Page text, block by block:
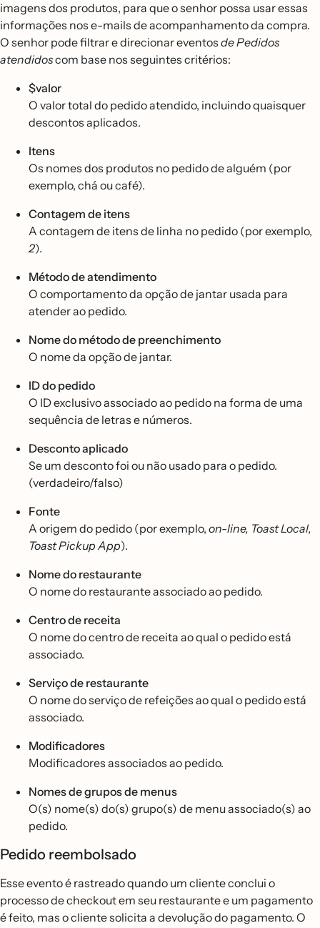
imagens dos produtos, para que o senhor possa usar essas
informações nos e-mails de acompanhamento da compra.
O senhor pode filtrar e direcionar eventos de Pedidos
atendidoscom base nos seguintes critérios:
$valor
O valor total do pedido atendido, incluindo quaisquer
descontos aplicados.
Itens
Os nomes dos produtos no pedido de alguém (por
exemplo, chá ou café).
Contagem de itens
A contagem de itens de linha no pedido (por exemplo,
2).
Método de atendimento
O comportamento da opção de jantar usada para
atender ao pedido.
Nome do método de preenchimento
O nome da opção de jantar.
ID do pedido
O ID exclusivo associado ao pedido na forma de uma
sequência de letras e números.
Desconto aplicado
Se um desconto foi ou não usado para o pedido.
(verdadeiro/falso)
Fonte
A origem do pedido (por exemplo, on-line, Toast Local,
Toast Pickup App).
Nome do restaurante
O nome do restaurante associado ao pedido.
Centro de receita
O nome do centro de receita ao qual o pedido está
associado.
Serviço de restaurante
O nome do serviço de refeições ao qual o pedido está
associado.
Modificadores
Modificadores associados ao pedido.
Nomes de grupos de menus
O(s) nome(s) do(s) grupo(s) de menu associado(s) ao
pedido.
Pedido reembolsado
Esse evento é rastreado quando um cliente conclui o
processo de checkout em seu restaurante e um pagamento
é feito, mas o cliente solicita a devolução do pagamento. O